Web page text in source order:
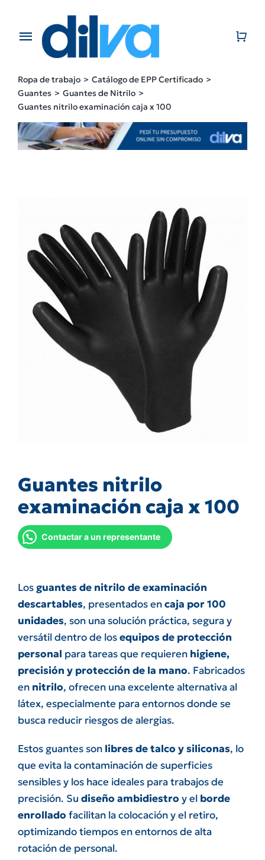
contentToggle
EMPRESA
PRODUCTOS
BLOG
Ropa de trabajo
Catálogo de EPP Certificado
Guantes
Guantes de Nitrilo
Guantes nitrilo examinación caja x 100
Guantes nitrilo
examinación caja x 100
Contactar a un representante
Los guantes de nitrilo de examinación
descartables, presentados encaja por 100
unidades, son una solución práctica, segura y
versátil dentro de losequipos de protección
personal para tareas que requieren higiene,
precisión y protección de la mano. Fabricados
en nitrilo, ofrecen una excelente alternativa al
látex, especialmente para entornos donde se
busca reducir riesgos de alergias.
Estos guantes son libres de talco y siliconas, lo
que evita la contaminación de superficies
sensibles y los hace ideales para trabajos de
precisión. Su diseño ambidiestro y el borde
enrollado facilitan la colocación y el retiro,
optimizando tiempos en entornos de alta
rotación de personal.